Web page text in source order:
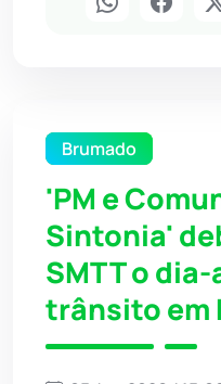
Brumado
'PM e
Sintonia'
SMTT o
trânsito em